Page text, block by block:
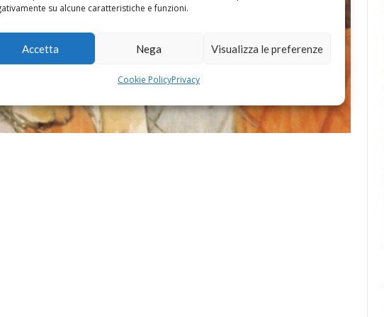
su alcune caratteristiche e funzioni.
Accetta Nega Visualizza le preferenze
Cookie PolicyPrivacy